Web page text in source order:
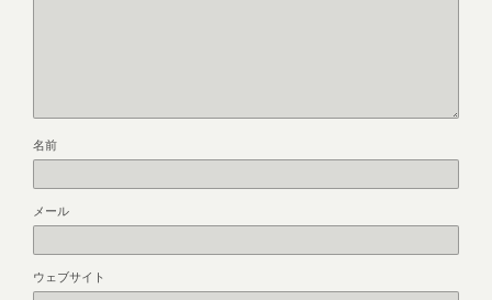
名前
メール
ウェブサイト